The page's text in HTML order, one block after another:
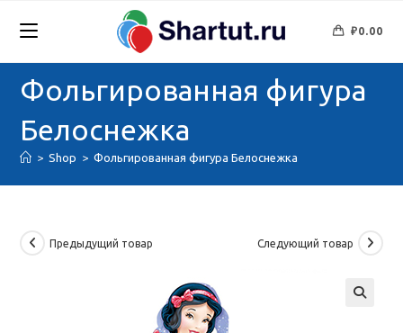
₽0.00
Фольгированная фигура
Белоснежка
> Shop > Фольгированная фигура Белоснежка
Предыдущий товар Следующий товар